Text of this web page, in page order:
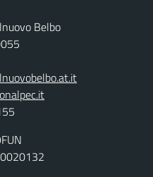
Belbo